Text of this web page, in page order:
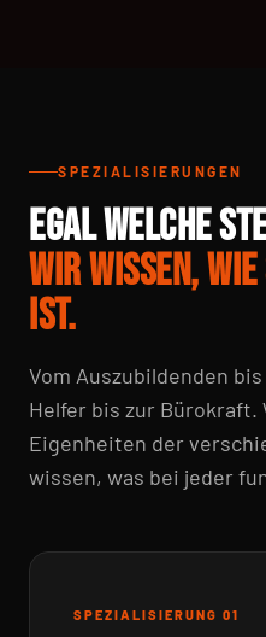
SPEZIALISIERUNGEN
EGAL WELCHE
WIR WISSEN,
IST.
Vom Auszubildenden
Helfer bis zur Bürokraft.
Eigenheiten der
wissen, was bei jeder
SPEZIALISIERUNG 01